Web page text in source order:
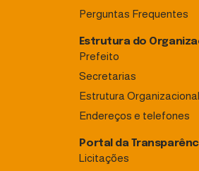
Perguntas Frequentes
Estrutura do
Prefeito
Secretarias
Estrutura Organizacional
Endereços e telefones
Portal da
Licitações